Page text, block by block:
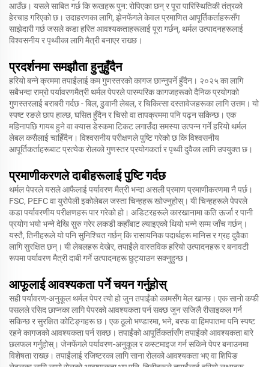
आउँछ। यसले साबित गर्छ कि रूखहरू पुन: रोपिएका छन् र पूरा पारिस्थितिकी तंत्रको
हेरचाह गरिएको छ। उदाहरणका लागि, झेनफेंगले केवल प्रमाणित आपूर्तिकर्ताहरूसँग
साझेदारी गर्छ जसले कडा हरित आवश्यकताहरूलाई पूरा गर्छन्, थर्मल उत्पादनहरूलाई
विश्वसनीय र पृथ्वीका लागि मैत्री बनाएर राख्छ।
प्रदर्शनमा समझौता हुनुहुँदैन
हरियो बन्ने क्रममा तपाईंलाई कम गुणस्तरको कागज छान्नुपर्ने हुँदैन। २०२५ का लागि
सबैभन्दा राम्रो पर्यावरणमैत्री थर्मल पेपरले पारम्परिक कागजहरूको दैनिक प्रयोगको
गुणस्तरलाई बराबरी गर्दछ - बिल, ढुवानी लेबल, र चिकित्सा दस्तावेजहरूका लागि उत्तम। यो
स्पष्ट रङले छाप हाल्छ, घसित हुँदैन र चिसो वा तापक्रममा पनि पढ्न सकिन्छ। एक
महिनापछि गायब हुने वा क्यास डेस्कमा टिकट लगाउँदा समस्या उत्पन्न गर्ने हरियो थर्मल
लेबल कसैलाई चाहिँदैन। विश्वसनीय परीक्षणले पुष्टि गरेको छ कि विश्वसनीय
आपूर्तिकर्ताहरूबाट प्रत्येक रोलको गुणस्तर प्रयोगकर्ता र पृथ्वी दुवैका लागि उपयुक्त छ।
प्रमाणीकरणले दाबीहरूलाई पुष्टि गर्दछ
थर्मल पेपरले यसले आफैलाई पर्यावरण मैत्री भन्दा असली प्रमाण प्रमाणीकरणमा नै पर्छ।
FSC, PEFC वा युरोपेली इकोलेबल जस्ता चिन्हहरू खोज्नुहोस्। यी चिन्हहरूले पेपरले
कडा पर्यावरणीय परीक्षणहरू पार गरेको हो। अडिटरहरूले कारखानामा कति ऊर्जा र पानी
प्रयोग भयो भन्ने देखि सुरु गरेर लकडी कहाँबाट ल्याइएको थियो भन्ने सम्म जाँच गर्छन्।
यस्तै, तिनीहरूले यो पनि सुनिश्चित गर्छन् कि रासायनिक पदार्थहरू मानिस र ग्रह दुवैका
लागि सुरक्षित छन्। यी लेबलहरू देखेर, तपाईंले वास्तविक हरियो उत्पादनहरू र बनावटी
रूपमा पर्यावरण मैत्री दाबी गर्ने उत्पादनहरू छुट्याउन सक्नुहुन्छ।
आफूलाई आवश्यकता पर्ने चयन गर्नुहोस्
सही पर्यावरण-अनुकूल थर्मल पेपर त्यो हो जुन तपाईंको कामसँग मेल खान्छ। एक सानो कफी
पसलले रसिद छाप्नका लागि पेपरको आवश्यकता पर्न सक्छ जुन सजिलै रीसाइकल गर्न
सकिन्छ र सुरक्षित कोटिङ्गहरू छ। एक ठूलो भण्डारमा, भने, बरफ वा हिमपातमा पनि स्पष्ट
रहने कागजको आवश्यकता पर्न सक्छ। तपाईंको आपूर्तिकर्तासँग तपाईंको आवश्यकता बारे
छलफल गर्नुहोस्। जेनफेंगले पर्यावरण-अनुकूल र कस्टमाइज गर्न सकिने पेपर बनाउनमा
विशेषता राख्छ। तपाईंलाई रजिष्टरका लागि साना रोलको आवश्यकता भए वा शिपिङ